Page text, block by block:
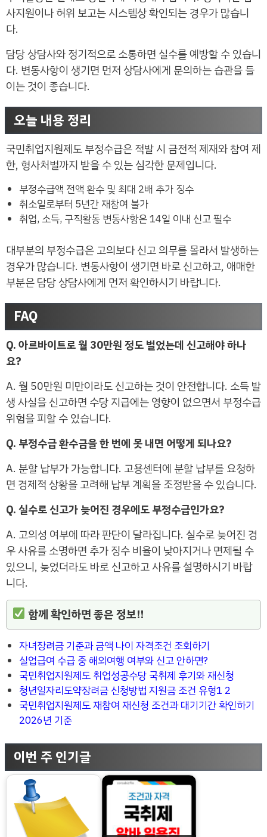
사지원이나 허위 보고는 시스템상 확인되는 경우가 많습니
다.
담당 상담사와 정기적으로 소통하면 실수를 예방할 수 있습니
다. 변동사항이 생기면 먼저 상담사에게 문의하는 습관을 들
이는 것이 좋습니다.
오늘 내용 정리
국민취업지원제도 부정수급은 적발 시 금전적 제재와 참여 제
한, 형사처벌까지 받을 수 있는 심각한 문제입니다.
부정수급액 전액 환수 및 최대 2배 추가 징수
취소일로부터 5년간 재참여 불가
취업, 소득, 구직활동 변동사항은 14일 이내 신고 필수
대부분의 부정수급은 고의보다 신고 의무를 몰라서 발생하는
경우가 많습니다. 변동사항이 생기면 바로 신고하고, 애매한
부분은 담당 상담사에게 먼저 확인하시기 바랍니다.
FAQ
Q. 아르바이트로 월 30만원 정도 벌었는데 신고해야 하나
요?
A. 월 50만원 미만이라도 신고하는 것이 안전합니다. 소득 발
생 사실을 신고하면 수당 지급에는 영향이 없으면서 부정수급
위험을 피할 수 있습니다.
Q. 부정수급 환수금을 한 번에 못 내면 어떻게 되나요?
A. 분할 납부가 가능합니다. 고용센터에 분할 납부를 요청하
면 경제적 상황을 고려해 납부 계획을 조정받을 수 있습니다.
Q. 실수로 신고가 늦어진 경우에도 부정수급인가요?
A. 고의성 여부에 따라 판단이 달라집니다. 실수로 늦어진 경
우 사유를 소명하면 추가 징수 비율이 낮아지거나 면제될 수
있으니, 늦었더라도 바로 신고하고 사유를 설명하시기 바랍
니다.
함께 확인하면 좋은 정보!!
자녀장려금 기준과 금액 나이 자격조건 조회하기
실업급여 수급 중 해외여행 여부와 신고 안하면?
국민취업지원제도 취업성공수당 국취제 후기와 재신청
청년일자리도약장려금 신청방법 지원금 조건 유형1 2
국민취업지원제도 재참여 재신청 조건과 대기기간 확인하기
2026년 기준
이번 주 인기글